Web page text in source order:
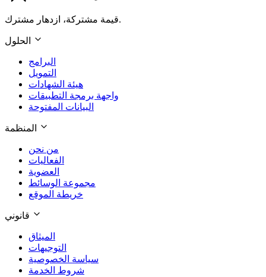
قيمة مشتركة، ازدهار مشترك.
الحلول
البرامج
التمويل
هيئة الشهادات
واجهة برمجة التطبيقات
البيانات المفتوحة
المنظمة
من نحن
الفعاليات
العضوية
مجموعة الوسائط
خريطة الموقع
قانوني
الميثاق
التوجيهات
سياسة الخصوصية
شروط الخدمة